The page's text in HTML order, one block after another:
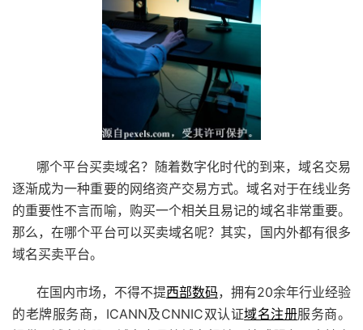
哪个平台买卖域名？随着数字化时代的到来，域名交易
逐渐成为一种重要的网络资产交易方式。域名对于在线业务
的重要性不言而喻，购买一个相关且易记的域名非常重要。
那么，在哪个平台可以买卖域名呢？其实，国内外都有很多
域名买卖平台。
在国内市场，不得不提西部数码，拥有20余年行业经验
的老牌服务商，ICANN及CNNIC双认证域名注册服务商。